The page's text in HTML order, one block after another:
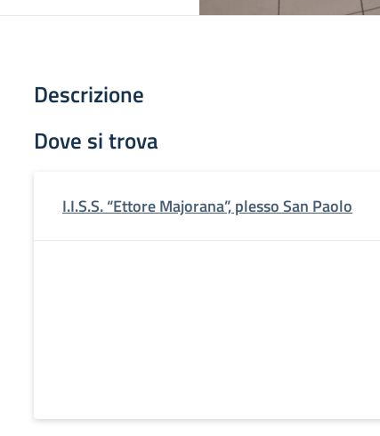
Descrizione
Dove si trova
I.I.S.S. “Ettore Majorana”, plesso San Paolo